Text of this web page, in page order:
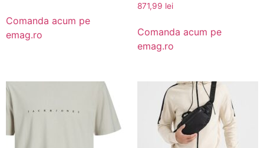
Comanda acum pe
emag.ro
871,99 lei
Comanda acum pe
emag.ro